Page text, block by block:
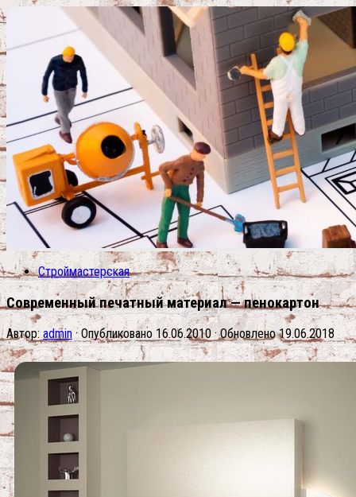
Строймастерская
Современный печатный материал — пенокартон
Автор:admin · Опубликовано16.06.2010· Обновлено19.06.2018